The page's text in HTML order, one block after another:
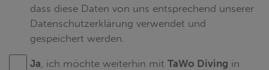
dass diese Daten von uns entsprechend unserer
Datenschutzerklärung verwendet und
gespeichert werden.
Ja , ich möchte weiterhin mit TaWo Diving in